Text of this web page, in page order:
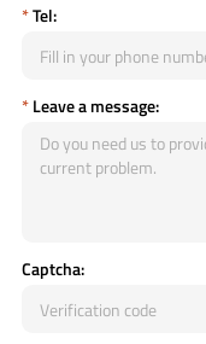
*Tel:
*Leave a message:
Captcha: